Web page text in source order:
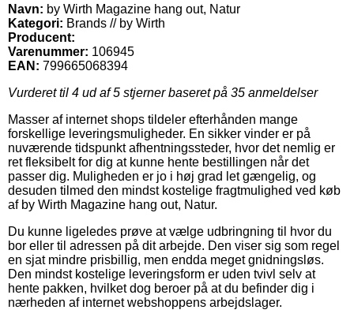
Navn: by Wirth Magazine hang out, Natur
Kategori: Brands // by Wirth
Producent:
Varenummer: 106945
EAN: 799665068394
Vurderet til 4 ud af 5 stjerner baseret på 35 anmeldelser
Masser af internet shops tildeler efterhånden mange
forskellige leveringsmuligheder. En sikker vinder er på
nuværende tidspunkt afhentningssteder, hvor det nemlig er
ret fleksibelt for dig at kunne hente bestillingen når det
passer dig. Muligheden er jo i høj grad let gængelig, og
desuden tilmed den mindst kostelige fragtmulighed ved køb
af by Wirth Magazine hang out, Natur.
Du kunne ligeledes prøve at vælge udbringning til hvor du
bor eller til adressen på dit arbejde. Den viser sig som regel
en sjat mindre prisbillig, men endda meget gnidningsløs.
Den mindst kostelige leveringsform er uden tvivl selv at
hente pakken, hvilket dog beroer på at du befinder dig i
nærheden af internet webshoppens arbejdslager.